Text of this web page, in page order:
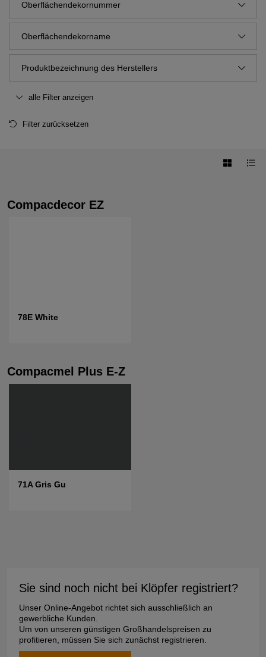
Oberflächendekornummer
Oberflächendekorname
Produktbezeichnung des Herstellers
alle Filter anzeigen
Filter zurücksetzen
Compacdecor EZ
78E White
Compacmel Plus E-Z
71A Gris Gu
Sie sind noch nicht bei Klöpfer registriert?
Unser Online-Angebot richtet sich ausschließlich an
gewerbliche Kunden.
Um von unseren günstigen Großhandelspreisen zu
profitieren, müssen Sie sich zunächst registrieren.